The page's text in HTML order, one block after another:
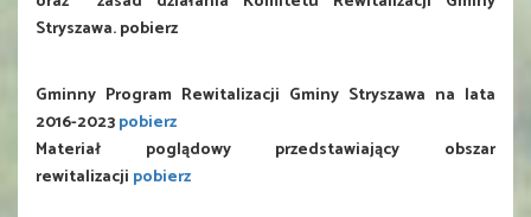
Stryszawa. pobierz
Gminny Program Rewitalizacji Gminy Stryszawa na lata
2016-2023pobierz
Materiał poglądowy przedstawiający obszar
rewitalizacji pobierz